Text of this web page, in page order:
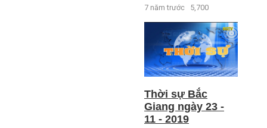
7 năm trước 5,700
Thời sự Bắc
Giang ngày 23 -
11 - 2019